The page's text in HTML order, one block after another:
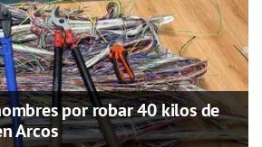
por robar 40 kilos de
Arcos